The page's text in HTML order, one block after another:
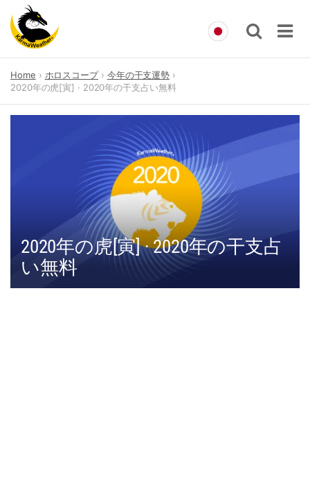
content
Home ホロスコープ
今年の干支運勢
2020年の虎[寅] · 2020年の干支占い無料
2020年の虎[寅] · 2020年の干支占
い無料